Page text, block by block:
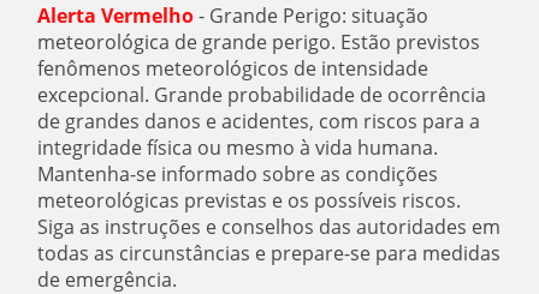
Alerta Vermelho- Grande Perigo: situação
meteorológica de grande perigo. Estão previstos
fenômenos meteorológicos de intensidade
excepcional. Grande probabilidade de ocorrência
de grandes danos e acidentes, com riscos para a
integridade física ou mesmo à vida humana.
Mantenha-se informado sobre as condições
meteorológicas previstas e os possíveis riscos.
Siga as instruções e conselhos das autoridades em
todas as circunstâncias e prepare-se para medidas
de emergência.